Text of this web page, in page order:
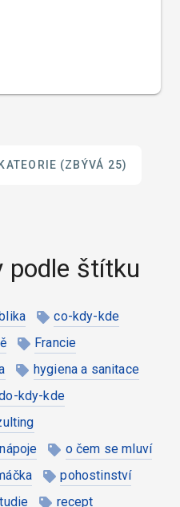
(ZBÝVÁ 25)
podle štítku
co-kdy-kde
Francie
hygiena a sanitace
kdy-kde
nápoje
o čem se mluví
pohostinství
recept